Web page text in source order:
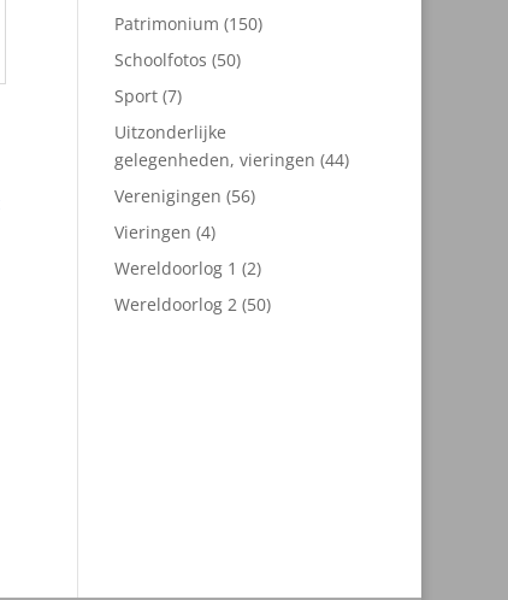
producten
Patrimonium 150150
Schoolfotos 5050
Sport 77
producten
Uitzonderlijke
gelegenheden, vieringen 4444
Verenigingen 5656
Vieringen 44
producten
Wereldoorlog 1 22
producten
Wereldoorlog 2 5050